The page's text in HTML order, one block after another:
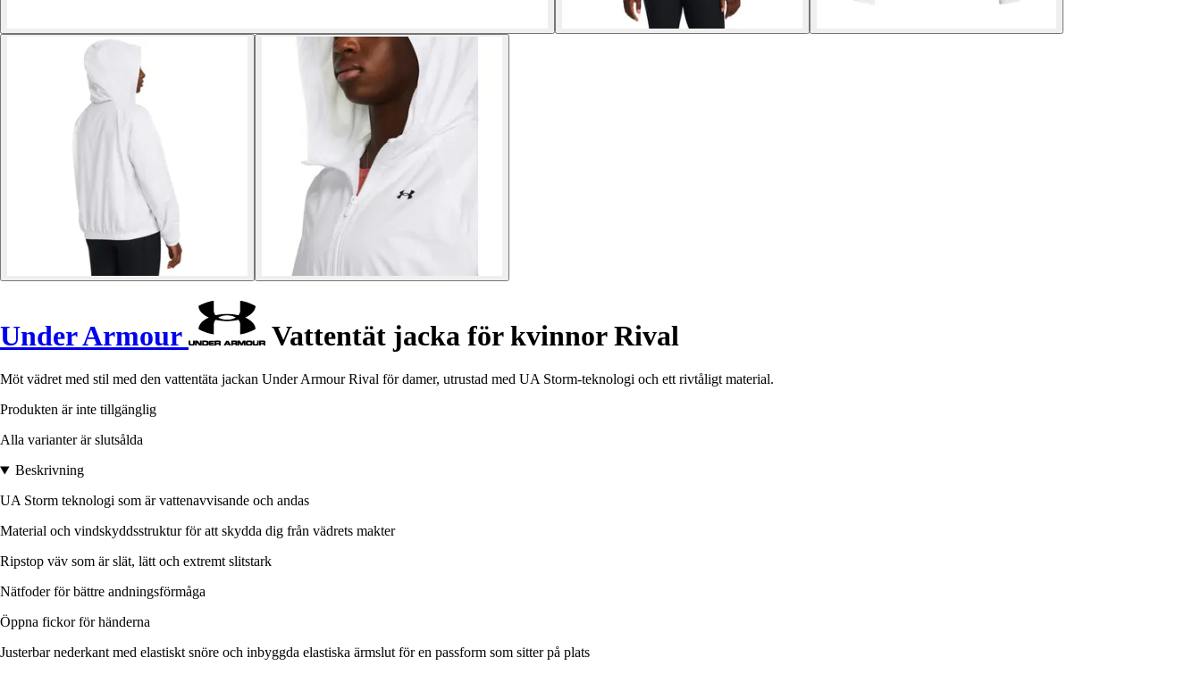
Under Armour Vattentät jacka för kvinnor Rival
Möt vädret med stil med den vattentäta jackan Under Armour Rival för damer, utrustad med UA Storm-teknologi och ett rivtåligt material.
Produkten är inte tillgänglig
Alla varianter är slutsålda
Beskrivning
UA Storm teknologi som är vattenavvisande och andas
Material och vindskyddsstruktur för att skydda dig från vädrets makter
Ripstop väv som är slät, lätt och extremt slitstark
Nätfoder för bättre andningsförmåga
Öppna fickor för händerna
Justerbar nederkant med elastiskt snöre och inbyggda elastiska ärmslut för en passform som sitter på plats